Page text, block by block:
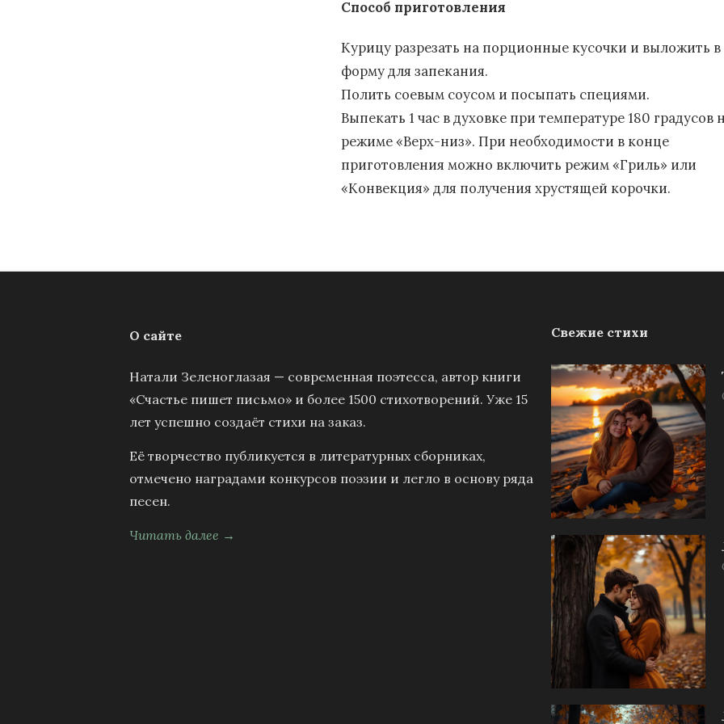
Способ приготовления
Курицу разрезать на порционные кусочки и выложить в
форму для запекания.
Полить соевым соусом и посыпать специями.
Выпекать 1 час в духовке при температуре 180 градусов
режиме «Верх-низ». При необходимости в конце
приготовления можно включить режим «Гриль» или
«Конвекция» для получения хрустящей корочки.
О сайте
Натали Зеленоглазая — современная поэтесса, автор книги
«Счастье пишет письмо» и более 1500 стихотворений. Уже 15
лет успешно создаёт стихи на заказ.
Её творчество публикуется в литературных сборниках,
отмечено наградами конкурсов поэзии и легло в основу ряда
песен.
Читать далее →
Свежие стихи